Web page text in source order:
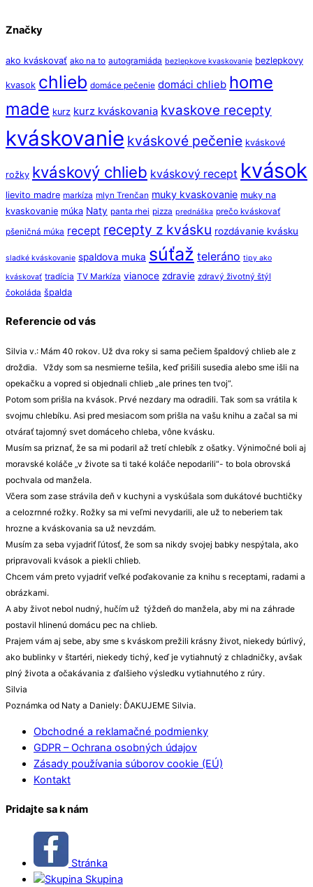
Značky
ako kváskovať ako na to autogramiáda bezlepkove kvaskovanie bezlepkovy
kvasok chlieb domáce pečenie domáci chlieb home
made kurz kurz kváskovania kvaskove recepty
kváskovanie kváskové pečenie kváskové
rožky kváskový chlieb kváskový recept kvások
lievito madre markíza mlyn Trenčan muky kvaskovanie muky na
kvaskovanie múka Naty panta rhei pizza prednáška prečo kváskovať
pšeničná múka recept recepty z kvásku rozdávanie kvásku
sladké kváskovanie spaldova muka súťaž teleráno tipy ako
kváskovať tradícia TV Markíza vianoce zdravie zdravý životný štýl
čokoláda špalda
Referencie od vás
Silvia v.: Mám 40 rokov. Už dva roky si sama pečiem špaldový chlieb ale z
droždia. Vždy som sa nesmierne tešila, keď prišili susedia alebo sme išli na
opekačku a vopred si objednali chlieb „ale prines ten tvoj“.
Potom som prišla na kvások. Prvé nezdary ma odradili. Tak som sa vrátila k
svojmu chlebíku. Asi pred mesiacom som prišla na vašu knihu a začal sa mi
otvárať tajomný svet domáceho chleba, vône kvásku.
Musím sa priznať, že sa mi podaril až tretí chlebík z ošatky. Výnimočné boli aj
moravské koláče „v živote sa ti také koláče nepodarili“- to bola obrovská
pochvala od manžela.
Včera som zase strávila deň v kuchyni a vyskúšala som dukátové buchtičky
a celozrnné rožky. Rožky sa mi veľmi nevydarili, ale už to neberiem tak
hrozne a kváskovania sa už nevzdám.
Musím za seba vyjadriť ľútosť, že som sa nikdy svojej babky nespýtala, ako
pripravovali kvások a piekli chlieb.
Chcem vám preto vyjadriť veľké poďakovanie za knihu s receptami, radami a
obrázkami.
A aby život nebol nudný, hučím už týždeň do manžela, aby mi na záhrade
postavil hlinenú domácu pec na chlieb.
Prajem vám aj sebe, aby sme s kváskom prežili krásny život, niekedy búrlivý,
ako bublinky v štartéri, niekedy tichý, keď je vytiahnutý z chladničky, avšak
plný života a očakávania z ďalšieho výsledku vytiahnutého z rúry.
Silvia
Poznámka od Naty a Daniely: ĎAKUJEME Silvia.
Obchodné a reklamačné podmienky
GDPR – Ochrana osobných údajov
Zásady používania súborov cookie (EÚ)
Kontakt
Pridajte sa k nám
Stránka
Skupina